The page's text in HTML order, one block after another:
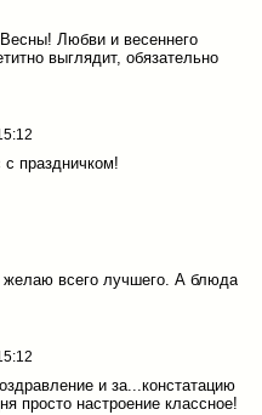
Любви и весеннего
выглядит, обязательно
праздничком!
всего лучшего. А блюда
и за...констатацию
просто настроение классное!